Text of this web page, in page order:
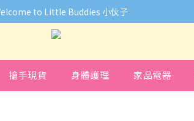
to Little Buddies 小伙子
to Little Buddies 小伙子
能正確顯示🙏下單前可先Facebook Messenger
to Little Buddies 小伙子
搶手現貨 身體護理 家品電器